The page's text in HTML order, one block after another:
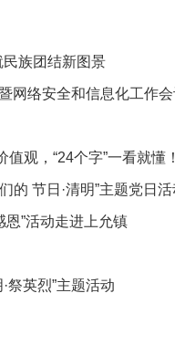
民族团结新图景
网络安全和信息化工作
观，“24个字”一看就懂
的 节日·清明”主题党日
恩”活动走进上允镇
祭英烈”主题活动